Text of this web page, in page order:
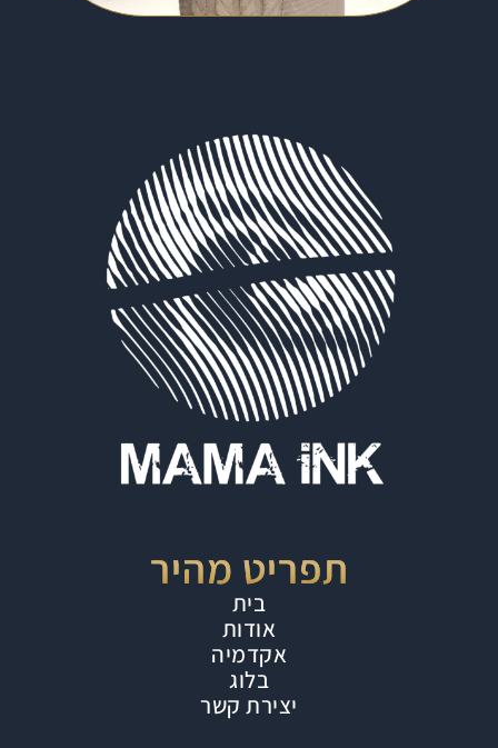
תפריט מהיר
בית
אודות
אקדמיה
בלוג
יצירת קשר